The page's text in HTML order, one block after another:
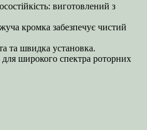
виготовлений з
кромка забезпечує чистий
та швидка установка.
для широкого спектра роторних